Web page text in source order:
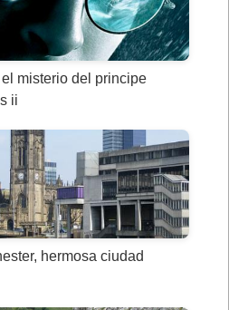
el misterio del principe
ii
hermosa ciudad